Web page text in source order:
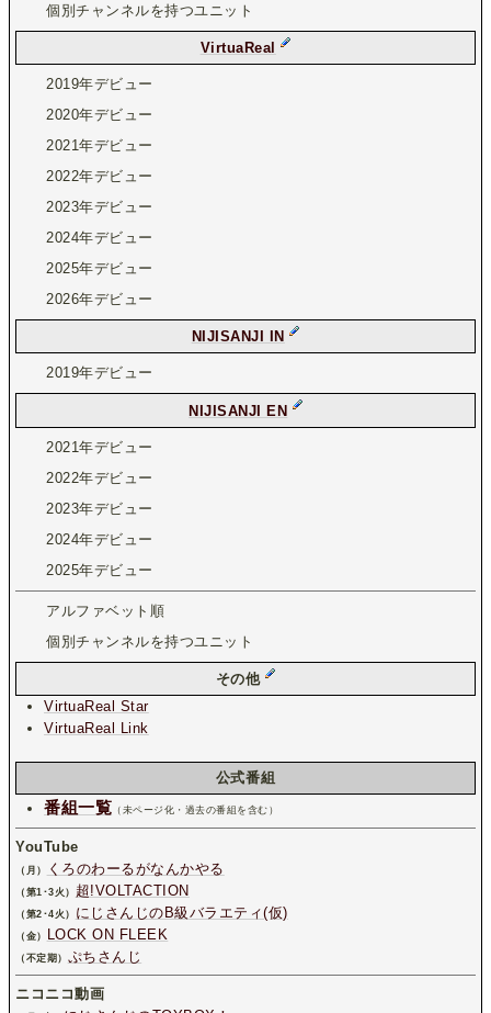
個別チャンネルを持つユニット
VirtuaReal
2019年デビュー
2020年デビュー
2021年デビュー
2022年デビュー
2023年デビュー
2024年デビュー
2025年デビュー
2026年デビュー
NIJISANJI IN
2019年デビュー
NIJISANJI EN
2021年デビュー
2022年デビュー
2023年デビュー
2024年デビュー
2025年デビュー
アルファベット順
個別チャンネルを持つユニット
その他
VirtuaReal Star
VirtuaReal Link
公式番組
番組一覧 （未ページ化・過去の番組を含む）
YouTube
（月） くろのわーるがなんかやる
（第1･3火） 超!VOLTACTION
（第2･4火） にじさんじのB級バラエティ(仮)
（金） LOCK ON FLEEK
（不定期） ぷちさんじ
ニコニコ動画